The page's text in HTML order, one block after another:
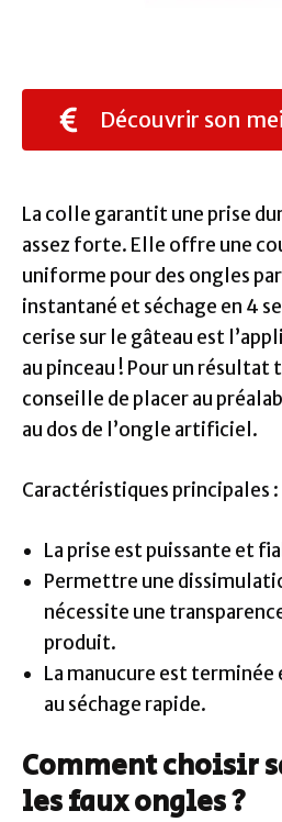
Découvrir son
La colle garantit une prise
assez forte. Elle offre une
uniforme pour des ongles
instantané et séchage en 4
cerise sur le gâteau est
au pinceau ! Pour un résultat
conseille de placer au
au dos de l’ongle artificiel.
Caractéristiques principales :
La prise est puissante et
Permettre une
nécessite une
produit.
La manucure est terminée
au séchage rapide.
Comment choisir
les faux ongles ?